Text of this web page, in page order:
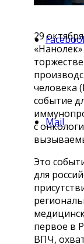
Mail
29
человека
событие
с
Это
для
первое в
ВПЧ,